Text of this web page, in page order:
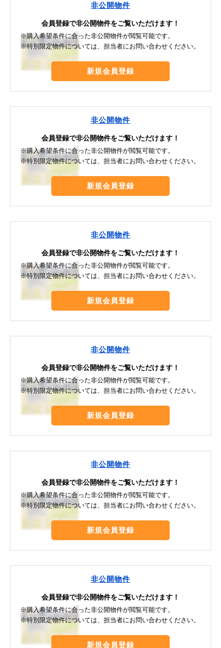
非公開物件
会員登録で非公開物件をご覧いただけます！
※購入希望条件に合った非公開物件が閲覧可能です。
※特別限定物件については、担当者にお問い合わせください。
新規会員登録
非公開物件
会員登録で非公開物件をご覧いただけます！
※購入希望条件に合った非公開物件が閲覧可能です。
※特別限定物件については、担当者にお問い合わせください。
新規会員登録
非公開物件
会員登録で非公開物件をご覧いただけます！
※購入希望条件に合った非公開物件が閲覧可能です。
※特別限定物件については、担当者にお問い合わせください。
新規会員登録
非公開物件
会員登録で非公開物件をご覧いただけます！
※購入希望条件に合った非公開物件が閲覧可能です。
※特別限定物件については、担当者にお問い合わせください。
新規会員登録
非公開物件
会員登録で非公開物件をご覧いただけます！
※購入希望条件に合った非公開物件が閲覧可能です。
※特別限定物件については、担当者にお問い合わせください。
新規会員登録
非公開物件
会員登録で非公開物件をご覧いただけます！
※購入希望条件に合った非公開物件が閲覧可能です。
※特別限定物件については、担当者にお問い合わせください。
新規会員登録